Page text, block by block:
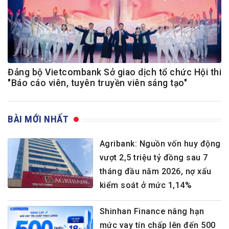
Đảng bộ Vietcombank Sở giao dịch tổ chức Hội thi
"Báo cáo viên, tuyên truyền viên sáng tạo"
BÀI MỚI NHẤT
Agribank: Nguồn vốn huy động
vượt 2,5 triệu tỷ đồng sau 7
tháng đầu năm 2026, nợ xấu
kiểm soát ở mức 1,14%
Shinhan Finance nâng hạn
mức vay tín chấp lên đến 500